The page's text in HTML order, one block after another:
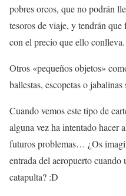
pobres orcos, que no podrán
tesoros de viaje, y tendrán
con el precio que ello conlleva.
Otros «pequeños objetos»
ballestas, escopetas o
Cuando vemos este tipo de
alguna vez ha intentado hacer
futuros problemas… ¿Os
entrada del aeropuerto cuando
catapulta? :D